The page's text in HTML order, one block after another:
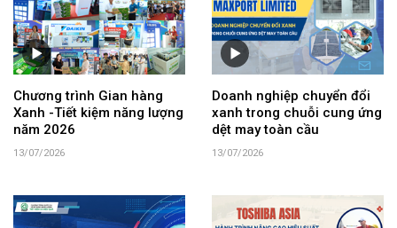
Chương trình Gian hàng
Xanh -Tiết kiệm năng lượng
năm 2026
13/07/2026
Doanh nghiệp chuyển đổi
xanh trong chuỗi cung ứng
dệt may toàn cầu
13/07/2026